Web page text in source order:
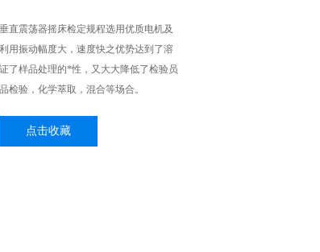
直震荡器摇床检定规程选用优质电机及
用振动幅度大，速度快之优势达到了溶
了样品处理的*性，又大大降低了检验员
检验，化学萃取，混合等场合。
点击收藏